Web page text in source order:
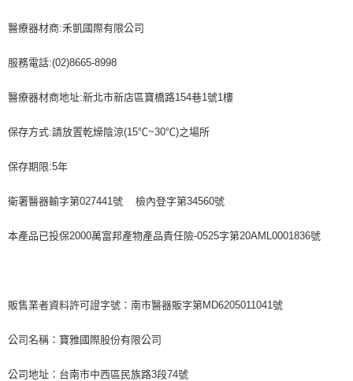
醫療器材商:禾凱國際有限公司
服務電話:(02)8665-8998
醫療器材商地址:新北市新店區寶橋路154巷1號1樓
保存方式:請放置乾燥陰涼(15℃~30℃)之場所
保存期限:5年
衛署醫器輸字第027441號 檢內登字第34560號
本產品已投保2000萬富邦產物產品責任險-0525字第20AML0001836號
販售業者資料許可證字號：南市醫器販字第MD6205011041號
公司名稱：寶雅國際股份有限公司
公司地址：台南市中西區民族路3段74號